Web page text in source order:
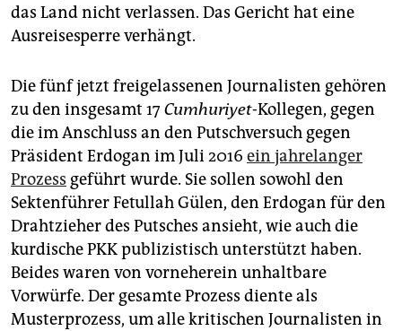
das Land nicht verlassen. Das Gericht hat eine
Ausreisesperre verhängt.
Die fünf jetzt freigelassenen Journalisten gehören
zu den insgesamt 17 Cumhuriyet-Kollegen, gegen
die im Anschluss an den Putschversuch gegen
Präsident Erdogan im Juli 2016 ein jahrelanger
Prozess geführt wurde. Sie sollen sowohl den
Sektenführer Fetullah Gülen, den Erdogan für den
Drahtzieher des Putsches ansieht, wie auch die
kurdische PKK publizistisch unterstützt haben.
Beides waren von vorneherein unhaltbare
Vorwürfe. Der gesamte Prozess diente als
Musterprozess, um alle kritischen Journalisten in